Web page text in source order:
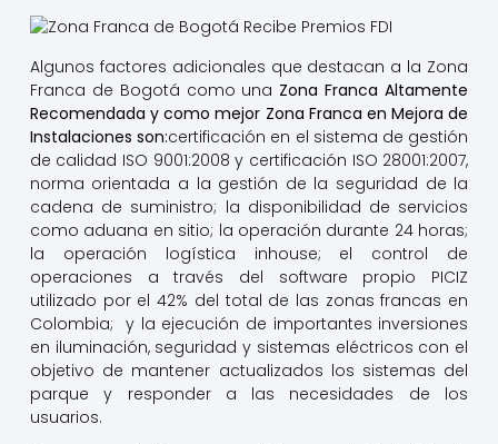
Algunos factores adicionales que destacan a la Zona
Franca de Bogotá como una Zona Franca Altamente
Recomendada y como mejor Zona Franca en Mejora de
Instalaciones son:certificación en el sistema de gestión
de calidad ISO 9001:2008 y certificación ISO 28001:2007,
norma orientada a la gestión de la seguridad de la
cadena de suministro; la disponibilidad de servicios
como aduana en sitio; la operación durante 24 horas;
la operación logística inhouse; el control de
operaciones a través del software propio PICIZ
utilizado por el 42% del total de las zonas francas en
Colombia; y la ejecución de importantes inversiones
en iluminación, seguridad y sistemas eléctricos con el
objetivo de mantener actualizados los sistemas del
parque y responder a las necesidades de los
usuarios.